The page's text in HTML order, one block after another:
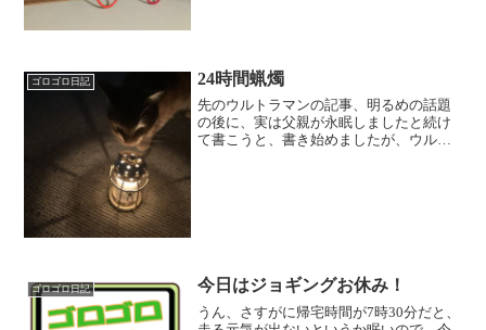
ゴロゴロ日記 24時間蝋燭
先のウルトラマンの記事、明るめの話題
の後に、実は父親が永眠しましたと続け
て書こうと、書き始めましたが、ウルト
ゴロゴロ日記 今日はジョギングお休み！
うん、さすがに帰宅時間が7時30分だと、